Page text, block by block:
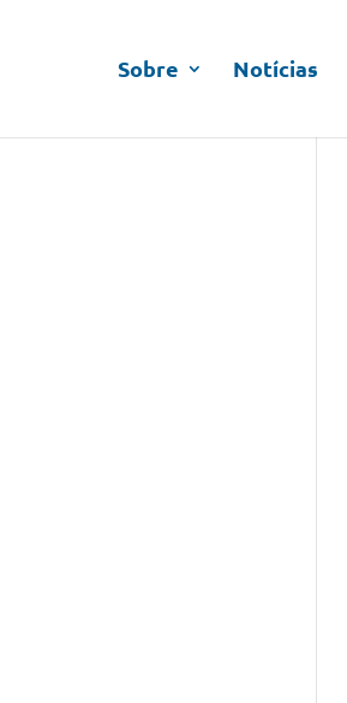
Sobre Notícias